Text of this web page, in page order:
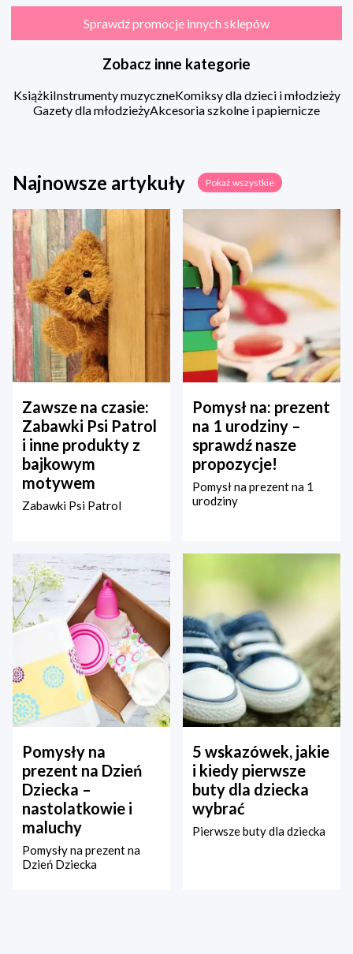
Sprawdź promocje innych sklepów
Zobacz inne kategorie
KsiążkiInstrumenty muzyczneKomiksy dla dzieci i młodzieży
Gazety dla młodzieżyAkcesoria szkolne i papiernicze
Najnowsze artykuły Pokaż wszystkie
Zawsze na czasie:
Zabawki Psi Patrol
i inne produkty z
bajkowym
motywem
Zabawki Psi Patrol
Pomysł na: prezent
na 1 urodziny –
sprawdź nasze
propozycje!
Pomysł na prezent na 1
urodziny
Pomysły na
prezent na Dzień
Dziecka –
nastolatkowie i
maluchy
Pomysły na prezent na
Dzień Dziecka
5 wskazówek, jakie
i kiedy pierwsze
buty dla dziecka
wybrać
Pierwsze buty dla dziecka